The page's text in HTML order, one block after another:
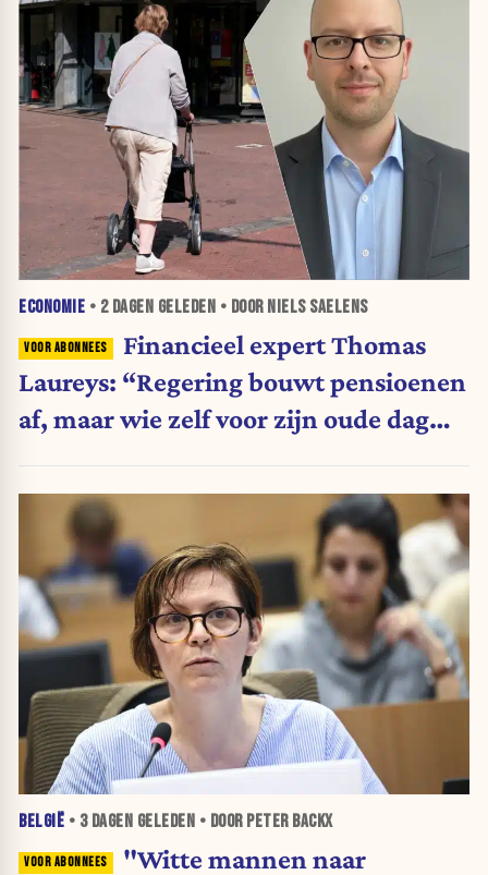
ECONOMIE • 2 DAGEN GELEDEN • DOOR NIELS SAELENS
Financieel expert Thomas
Laureys: “Regering bouwt pensioenen
af, maar wie zelf voor zijn oude dag
BELGIË • 3 DAGEN GELEDEN • DOOR PETER BACKX
"Witte mannen naar